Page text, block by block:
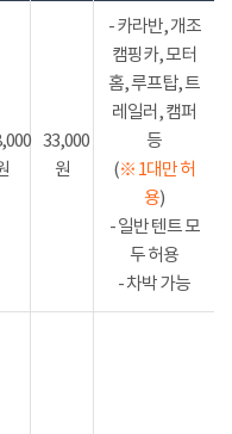
33,000
원
- 카라반, 개조
캠핑카, 모터
홈, 루프탑, 트
레일러, 캠퍼
등
(※ 1대만 허
용)
- 일반 텐트 모
두 허용
- 차박 가능